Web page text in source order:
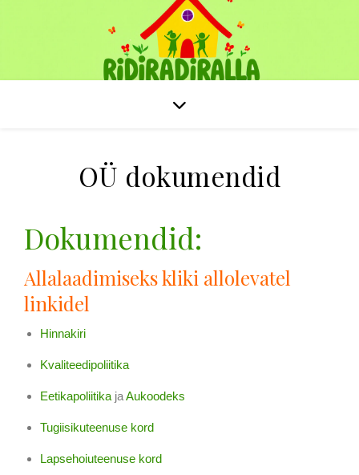
OÜ dokumendid
Dokumendid:
Allalaadimiseks kliki allolevatel
linkidel
Hinnakiri
Kvaliteedipoliitika
Eetikapoliitika jaAukoodeks
Tugiisikuteenuse kord
Lapsehoiuteenuse kord